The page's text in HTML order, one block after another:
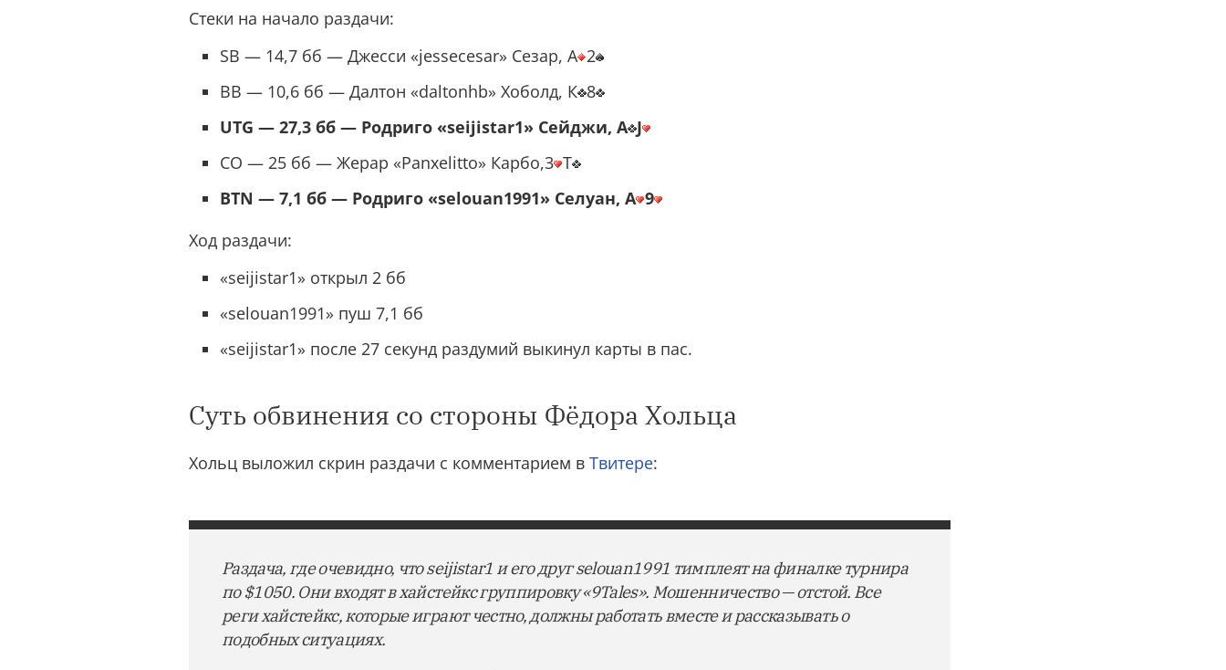
Стеки на начало раздачи:
SB — 14,7 бб — Джесси «jessecesar» Сезар, А 2
BB — 10,6 бб — Далтон «daltonhb» Хоболд, К 8
UTG — 27,3 бб — Родриго «seijistar1» Сейджи, А J
CO — 25 бб — Жерар «Panxelitto» Карбо,3 T
BTN — 7,1 бб — Родриго «selouan1991» Селуан, A 9
Ход раздачи:
«seijistar1» открыл 2 бб
«selouan1991» пуш 7,1 бб
«seijistar1» после 27 секунд раздумий выкинул карты в пас.
Суть обвинения со стороны Фёдора Хольца
Хольц выложил скрин раздачи с комментарием в Твитере:
Раздача, где очевидно, что seijistar1 и его друг selouan1991 тимплеят на финалке турнира
по $1050. Они входят в хайстейкс группировку «9Tales». Мошенничество — отстой. Все
реги хайстейкс, которые играют честно, должны работать вместе и рассказывать о
подобных ситуациях.